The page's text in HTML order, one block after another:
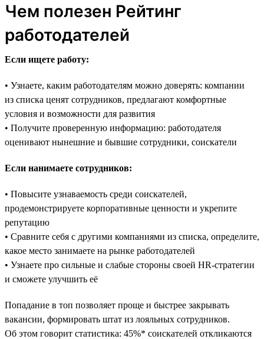
Чем полезен Рейтинг
работодателей
Если ищете работу:
• Узнаете, каким работодателям можно доверять: компании
из списка ценят сотрудников, предлагают комфортные
условия и возможности для развития
• Получите проверенную информацию: работодателя
оценивают нынешние и бывшие сотрудники, соискатели
Если нанимаете сотрудников:
• Повысите узнаваемость среди соискателей,
продемонстрируете корпоративные ценности и укрепите
репутацию
• Сравните себя с другими компаниями из списка, определите,
какое место занимаете на рынке работодателей
• Узнаете про сильные и слабые стороны своей HR-стратегии
и сможете улучшить её
Попадание в топ позволяет проще и быстрее закрывать
вакансии, формировать штат из лояльных сотрудников.
Об этом говорит статистика: 45%* соискателей откликаются